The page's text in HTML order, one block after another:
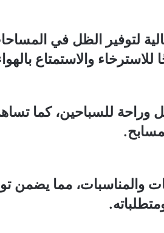
لتوفير الظل في
للاسترخاء والاستمتاع
للسباحين، كما
والمناسبات، مما